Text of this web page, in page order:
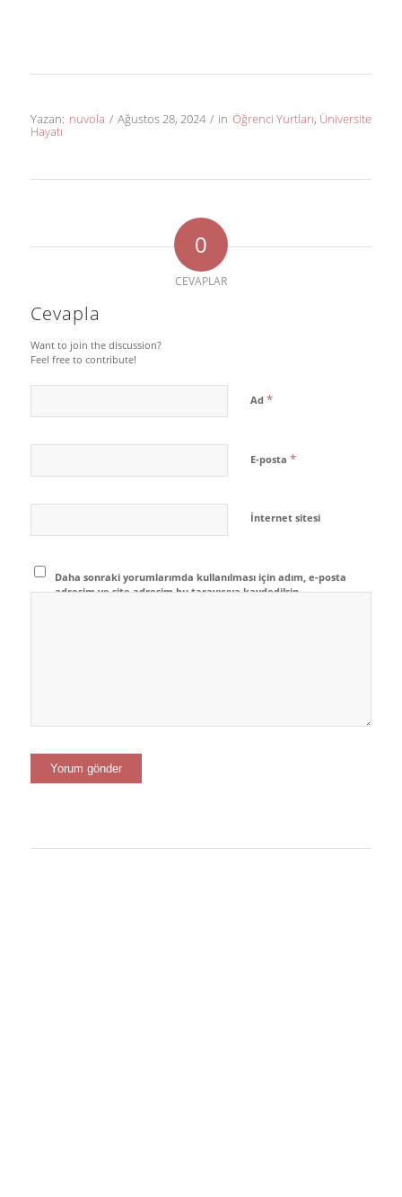
Yazan: nuvola / Ağustos 28, 2024 / in Öğrenci Yurtları, Üniversite
Hayatı
0
CEVAPLAR
Cevapla
Want to join the discussion?
Feel free to contribute!
Ad *
E-posta *
İnternet sitesi
Daha sonraki yorumlarımda kullanılması için adım, e-posta
adresim ve site adresim bu tarayıcıya kaydedilsin.